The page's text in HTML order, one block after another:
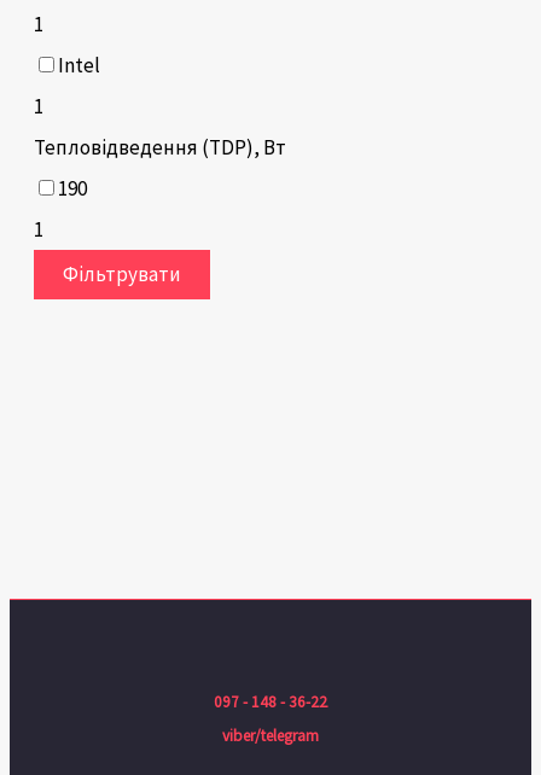
1
Intel
1
Тепловідведення (TDP), Вт
190
1
Фільтрувати
097 - 148 - 36-22
viber/telegram